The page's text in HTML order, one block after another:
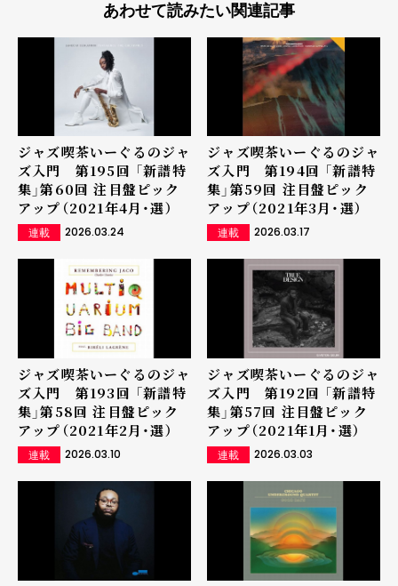
あわせて読みたい関連記事
ジャズ喫茶いーぐるのジャ
ズ入門 第195回 「新譜特
集」第60回 注目盤ピック
アップ（2021年4月・選）
連載 2026.03.24
ジャズ喫茶いーぐるのジャ
ズ入門 第194回 「新譜特
集」第59回 注目盤ピック
アップ（2021年3月・選）
連載 2026.03.17
ジャズ喫茶いーぐるのジャ
ズ入門 第193回 「新譜特
集」第58回 注目盤ピック
アップ（2021年2月・選）
連載 2026.03.10
ジャズ喫茶いーぐるのジャ
ズ入門 第192回 「新譜特
集」第57回 注目盤ピック
アップ（2021年1月・選）
連載 2026.03.03